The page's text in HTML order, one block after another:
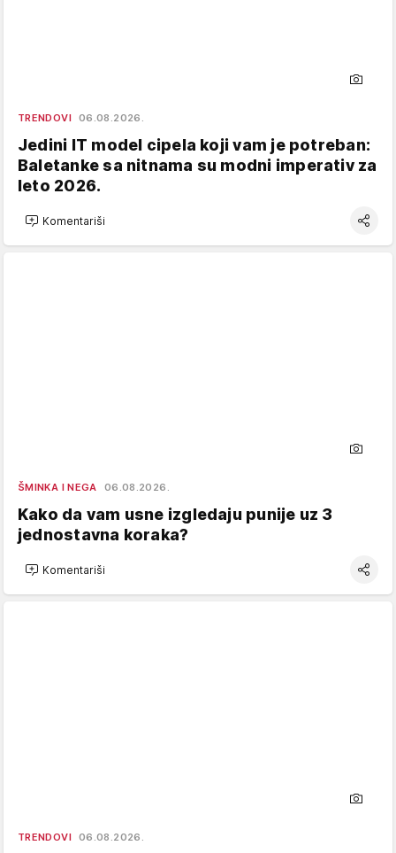
TRENDOVI 06.08.2026.
Jedini IT model cipela koji vam je potreban:
Baletanke sa nitnama su modni imperativ za
leto 2026.
Komentariši
ŠMINKA I NEGA 06.08.2026.
Kako da vam usne izgledaju punije uz 3
jednostavna koraka?
Komentariši
TRENDOVI 06.08.2026.